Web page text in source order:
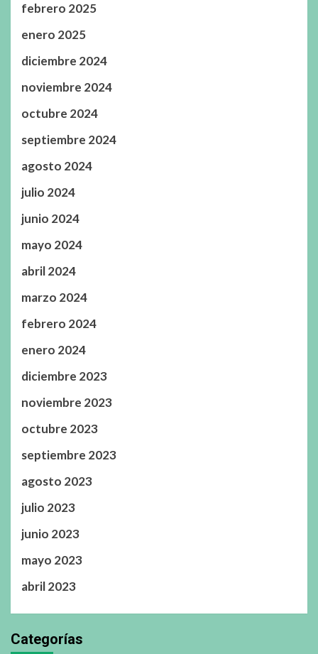
febrero 2025
enero 2025
diciembre 2024
noviembre 2024
octubre 2024
septiembre 2024
agosto 2024
julio 2024
junio 2024
mayo 2024
abril 2024
marzo 2024
febrero 2024
enero 2024
diciembre 2023
noviembre 2023
octubre 2023
septiembre 2023
agosto 2023
julio 2023
junio 2023
mayo 2023
abril 2023
Categorías